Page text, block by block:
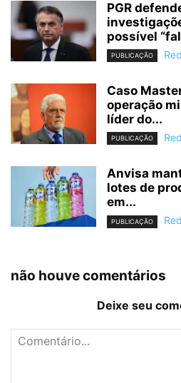
PGR
possível
PUBLICAÇÃO
Caso
operação
líder do...
PUBLICAÇÃO
Anvisa
lotes de
em...
PUBLICAÇÃO
não houve comentários
Deixe seu